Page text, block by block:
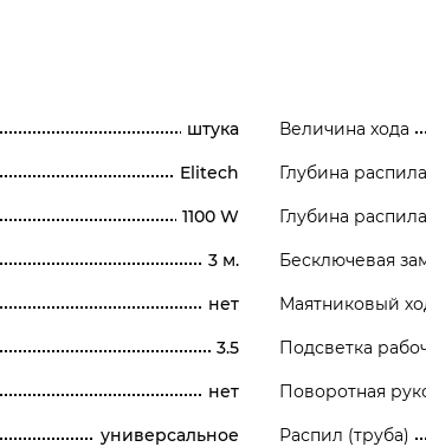
штука
Elitech
1100 W
3 м.
нет
3.5
нет
универсальное
Величина хода
Глубина
Глубина
Бесключевая
Маятниковый
Подсветка
Поворотная
Распил (труба)